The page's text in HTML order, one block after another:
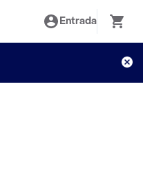
Entrada